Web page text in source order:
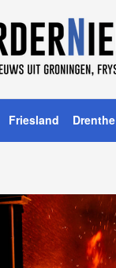
Friesland Drenthe